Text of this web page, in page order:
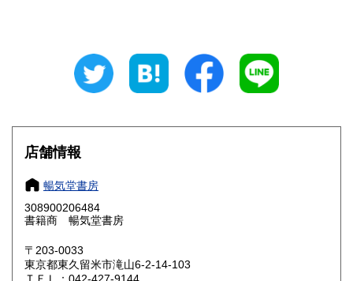
180円 三重県
大阪府
奈良県
鳥取県
岡山県
店舗情報
暢気堂書房
308900206484
書籍商 暢気堂書房
〒203-0033
東京都東久留米市滝山6-2-14-103